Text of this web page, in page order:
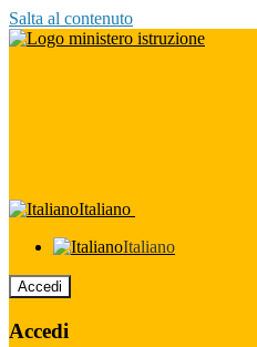
Salta al contenuto
Italiano
Italiano
Accedi
Accedi